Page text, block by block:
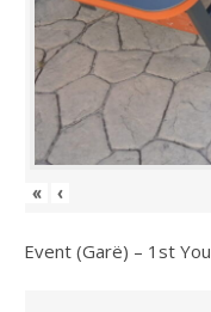
« ‹
Event (Garë) – 1st